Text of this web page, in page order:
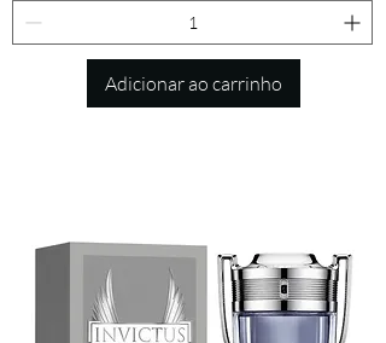
Adicionar ao carrinho